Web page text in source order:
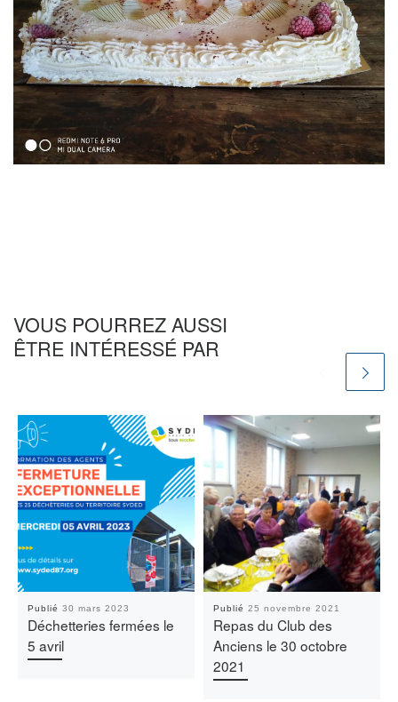
VOUS POURREZ AUSSI
ÊTRE INTÉRESSÉ PAR
Publié30 mars 2023
Déchetteries fermées le
5 avril
Publié25 novembre 2021
Repas du Club des
Anciens le 30 octobre
2021